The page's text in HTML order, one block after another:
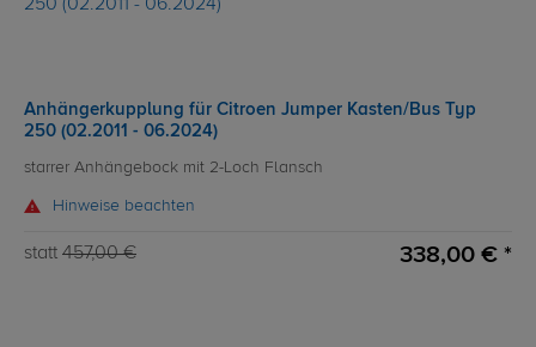
Anhängerkupplung für Citroen Jumper Kasten/Bus Typ
250 (02.2011 - 06.2024)
starrer Anhängebock mit 2-Loch Flansch
Hinweise beachten
statt 457,00 € 338,00 € *